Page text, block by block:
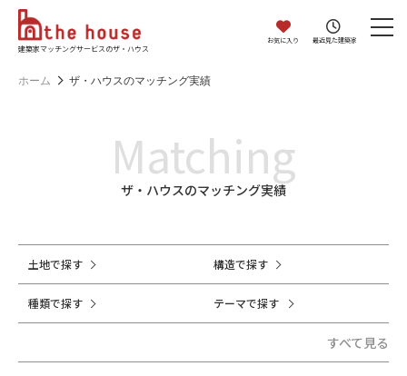
建築家マッチングサービスのザ・ハウス
お気に入り 最近見た建築家
ホーム ザ・ハウスのマッチング実績
Matching
ザ・ハウスのマッチング実績
土地で探す 構造で探す
種類で探す テーマで探す
すべて見る